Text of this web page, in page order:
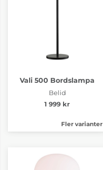
Vali 500 Bordslampa
Belid
1 999 kr
Fler varianter